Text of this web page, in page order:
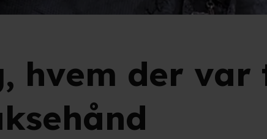
hvem der